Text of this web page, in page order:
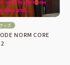
ッズ
NORM CORE